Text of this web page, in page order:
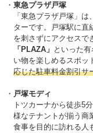
東急プラザ戸塚
「東急プラザ戸塚」
ターです。戸塚駅に直
を刺さずにアクセスで
「PLAZA」 といった
い物を楽しめるスポッ
応じた駐車料金割引サ
戸塚モディ
トツカーナから徒歩5
様なテナントが揃う商
食事を目的に訪れる人